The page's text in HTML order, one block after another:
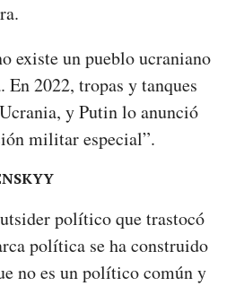
existe un pueblo ucraniano
En 2022, tropas y tanques
y Putin lo anunció
militar especial”.
político que trastocó
política se ha construido
no es un político común y